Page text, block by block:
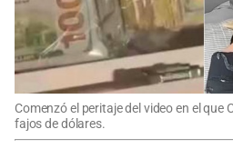
Comenzó el peritaje del video en el
fajos de dólares.